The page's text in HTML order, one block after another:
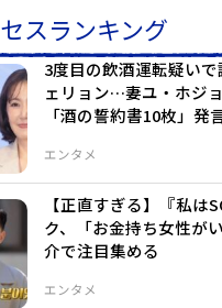
スランキング
エンタメ
3度目の飲酒運転疑い
ェリョン…妻ユ・ホジ
「酒の誓約書10枚」発
エンタメ
【正直すぎる】『私は
ク、「お金持ち女性が
介で注目集める